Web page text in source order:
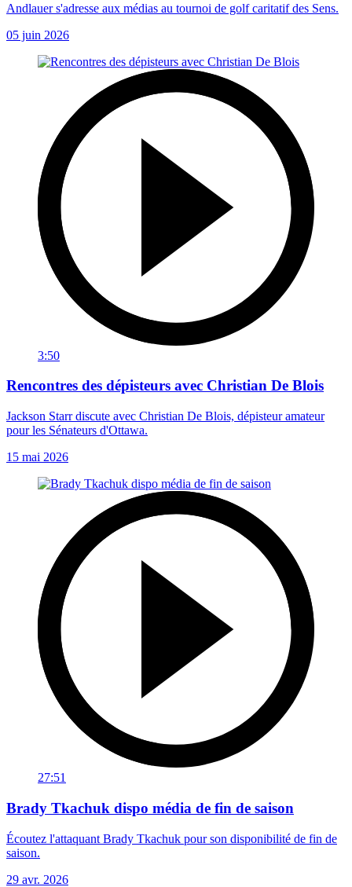
Andlauer s'adresse aux médias au tournoi de golf caritatif des Sens.
05 juin 2026
3:50
Rencontres des dépisteurs avec Christian De Blois
Jackson Starr discute avec Christian De Blois, dépisteur amateur
pour les Sénateurs d'Ottawa.
15 mai 2026
27:51
Brady Tkachuk dispo média de fin de saison
Écoutez l'attaquant Brady Tkachuk pour son disponibilité de fin de
saison.
29 avr. 2026